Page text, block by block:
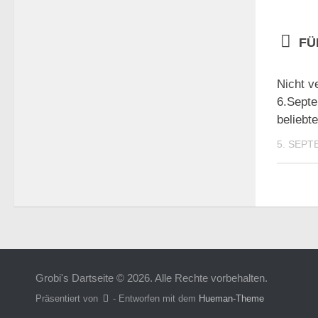
Nicht
5.
Grobi's Dartseite © 2026. Alle Rechte vorbehalten.
Präsentiert von - Entworfen mit dem Hueman-Theme